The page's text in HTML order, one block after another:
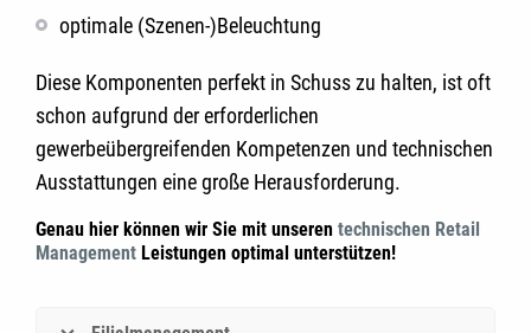
optimale (Szenen-)Beleuchtung
Diese Komponenten perfekt in Schuss zu halten, ist oft
schon aufgrund der erforderlichen
gewerbeübergreifenden Kompetenzen und technischen
Ausstattungen eine große Herausforderung.
Genau hier können wir Sie mit unseren technischen Retail
Management Leistungen optimal unterstützen!